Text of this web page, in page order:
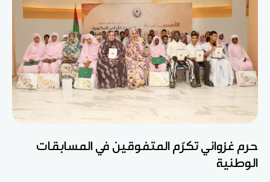
حرم غزواني تكرّم المتفوقين في المسابقات
الوطنية